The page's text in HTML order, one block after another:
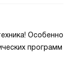
Особенно
программ